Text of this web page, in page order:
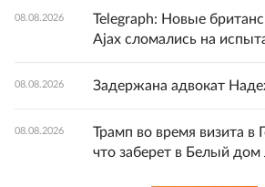
08.08.2026
Telegraph: Новые
Ajax сломались на
08.08.2026 Задержана адвокат
08.08.2026
Трамп во время визита в
что заберет в Белый